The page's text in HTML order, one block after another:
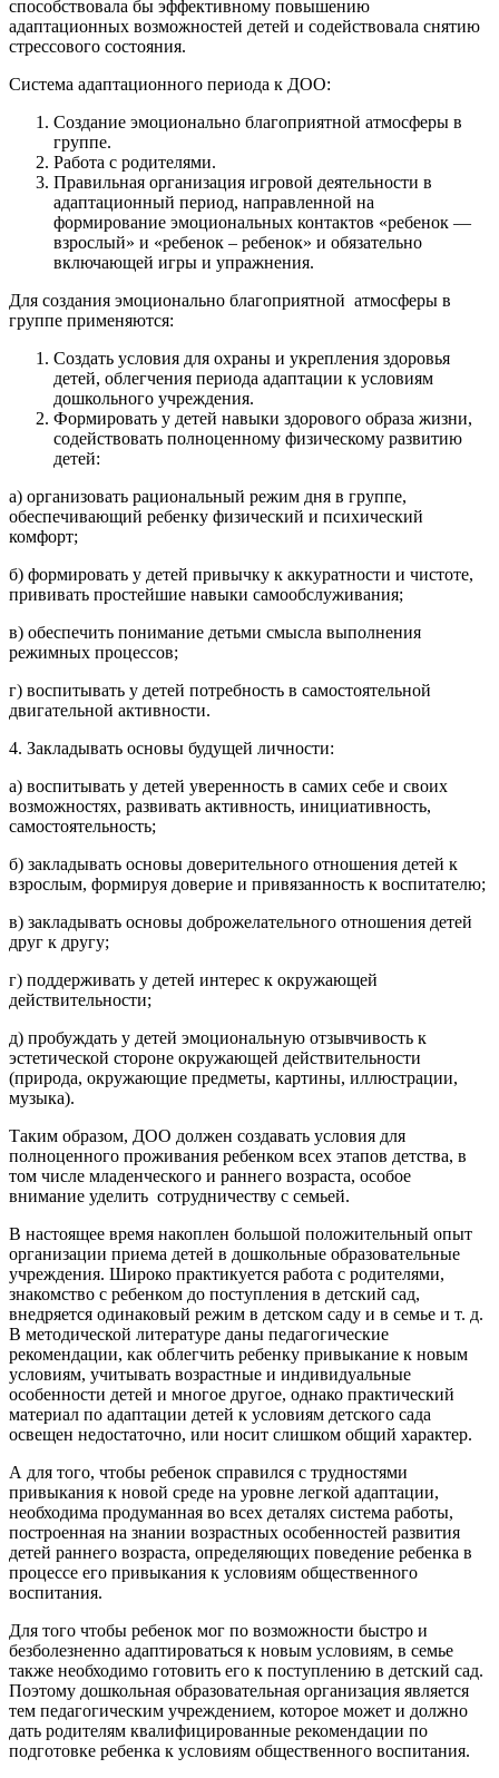
способствовала бы эффективному повышению
адаптационных возможностей детей и содействовала снятию
стрессового состояния.
Система адаптационного периода к ДОО:
Создание эмоционально благоприятной атмосферы в
группе.
Работа с родителями.
Правильная организация игровой деятельности в
адаптационный период, направленной на
формирование эмоциональных контактов «ребенок —
взрослый» и «ребенок – ребенок» и обязательно
включающей игры и упражнения.
Для создания эмоционально благоприятной атмосферы в
группе применяются:
Создать условия для охраны и укрепления здоровья
детей, облегчения периода адаптации к условиям
дошкольного учреждения.
Формировать у детей навыки здорового образа жизни,
содействовать полноценному физическому развитию
детей:
а) организовать рациональный режим дня в группе,
обеспечивающий ребенку физический и психический
комфорт;
б) формировать у детей привычку к аккуратности и чистоте,
прививать простейшие навыки самообслуживания;
в) обеспечить понимание детьми смысла выполнения
режимных процессов;
г) воспитывать у детей потребность в самостоятельной
двигательной активности.
4. Закладывать основы будущей личности:
а) воспитывать у детей уверенность в самих себе и своих
возможностях, развивать активность, инициативность,
самостоятельность;
б) закладывать основы доверительного отношения детей к
взрослым, формируя доверие и привязанность к воспитателю;
в) закладывать основы доброжелательного отношения детей
друг к другу;
г) поддерживать у детей интерес к окружающей
действительности;
д) пробуждать у детей эмоциональную отзывчивость к
эстетической стороне окружающей действительности
(природа, окружающие предметы, картины, иллюстрации,
музыка).
Таким образом, ДОО должен создавать условия для
полноценного проживания ребенком всех этапов детства, в
том числе младенческого и раннего возраста, особое
внимание уделить сотрудничеству с семьей.
В настоящее время накоплен большой положительный опыт
организации приема детей в дошкольные образовательные
учреждения. Широко практикуется работа с родителями,
знакомство с ребенком до поступления в детский сад,
внедряется одинаковый режим в детском саду и в семье и т. д.
В методической литературе даны педагогические
рекомендации, как облегчить ребенку привыкание к новым
условиям, учитывать возрастные и индивидуальные
особенности детей и многое другое, однако практический
материал по адаптации детей к условиям детского сада
освещен недостаточно, или носит слишком общий характер.
А для того, чтобы ребенок справился с трудностями
привыкания к новой среде на уровне легкой адаптации,
необходима продуманная во всех деталях система работы,
построенная на знании возрастных особенностей развития
детей раннего возраста, определяющих поведение ребенка в
процессе его привыкания к условиям общественного
воспитания.
Для того чтобы ребенок мог по возможности быстро и
безболезненно адаптироваться к новым условиям, в семье
также необходимо готовить его к поступлению в детский сад.
Поэтому дошкольная образовательная организация является
тем педагогическим учреждением, которое может и должно
дать родителям квалифицированные рекомендации по
подготовке ребенка к условиям общественного воспитания.